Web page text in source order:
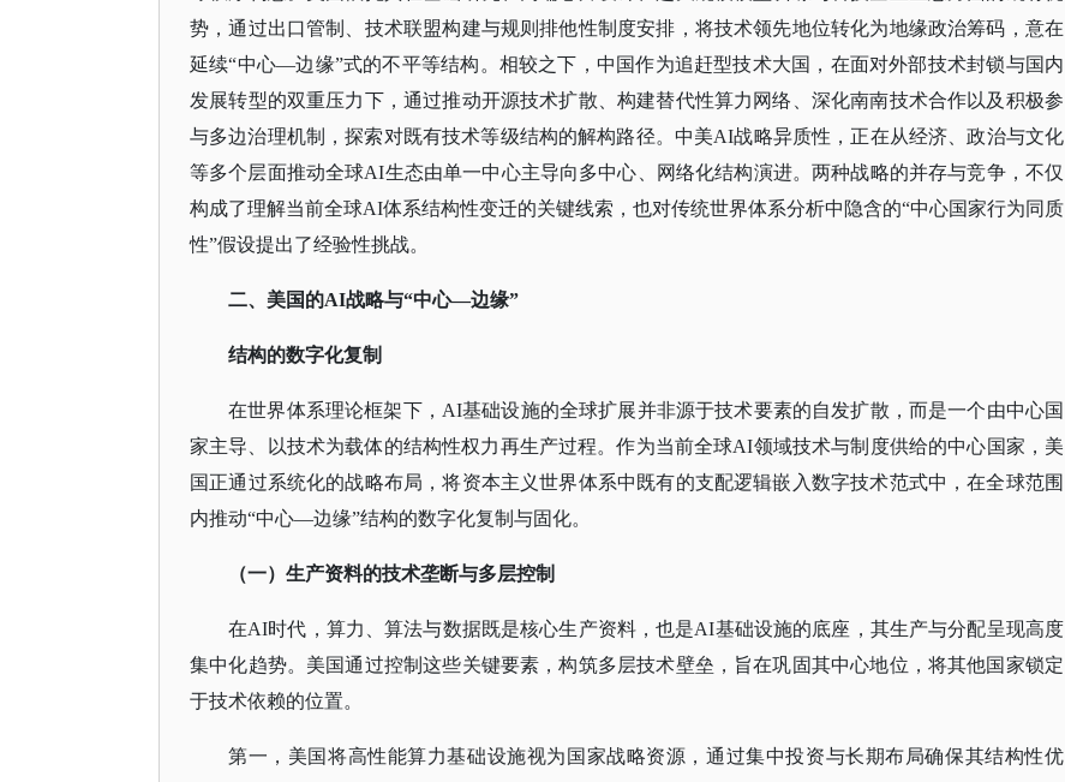
势，通过出口管制、技术联盟构建与规则排他性制度安排，将技术领先地位转化为地缘政治筹码，意在
延续“中心—边缘”式的不平等结构。相较之下，中国作为追赶型技术大国，在面对外部技术封锁与国内
发展转型的双重压力下，通过推动开源技术扩散、构建替代性算力网络、深化南南技术合作以及积极参
与多边治理机制，探索对既有技术等级结构的解构路径。中美AI战略异质性，正在从经济、政治与文化
等多个层面推动全球AI生态由单一中心主导向多中心、网络化结构演进。两种战略的并存与竞争，不仅
构成了理解当前全球AI体系结构性变迁的关键线索，也对传统世界体系分析中隐含的“中心国家行为同质
性”假设提出了经验性挑战。
二、美国的AI战略与“中心—边缘”
结构的数字化复制
在世界体系理论框架下， AI基础设施的全球扩展并非源于技术要素的自发扩散，而是一个由中心国
家主导、以技术为载体的结构性权力再生产过程。作为当前全球AI领域技术与制度供给的中心国家，美
国正通过系统化的战略布局，将资本主义世界体系中既有的支配逻辑嵌入数字技术范式中，在全球范围
内推动“中心—边缘”结构的数字化复制与固化。
（一）生产资料的技术垄断与多层控制
在AI时代，算力、算法与数据既是核心生产资料，也是AI基础设施的底座，其生产与分配呈现高度
集中化趋势。美国通过控制这些关键要素，构筑多层技术壁垒，旨在巩固其中心地位，将其他国家锁定
于技术依赖的位置。
第一，美国将高性能算力基础设施视为国家战略资源，通过集中投资与长期布局确保其结构性优